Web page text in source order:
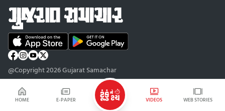
HOME E-PAPER VIDEOS WEB STORIES
@Copyright 2026 Gujarat Samachar